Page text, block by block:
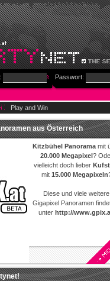
Passwort:
Play and Win
aus Österreich
Kitzbühel Panorama mit
20.000 Megapixel?
vielleicht doch lieber
mit 15.000 Megapixeln
Diese und viele weitere
Gigapixel Panoramen
unter http://